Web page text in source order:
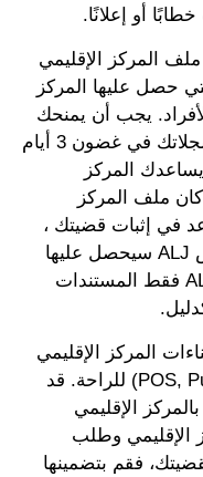
أو إعلانًا.
المركز الإقليمي
حصل عليها المركز
يجب أن يمنحك
المركز الإقليمي حق الوصول إلى سجلاتك في غضون 3 أيام
المركز
ملف المركز
في إثبات قضيتك ،
فقم بتضمينها في شهادتك. لا تفترض ALJ سيحصل عليها
لأن المركز الإقليمي يمتلكها. يرى ALJ فقط المستندات
المركز الإقليمي
لشراء الخدمة (POS, Purchase of Service) للراحة. قد
الإقليمي
الإقليمي وطلب
فقم بتضمينها